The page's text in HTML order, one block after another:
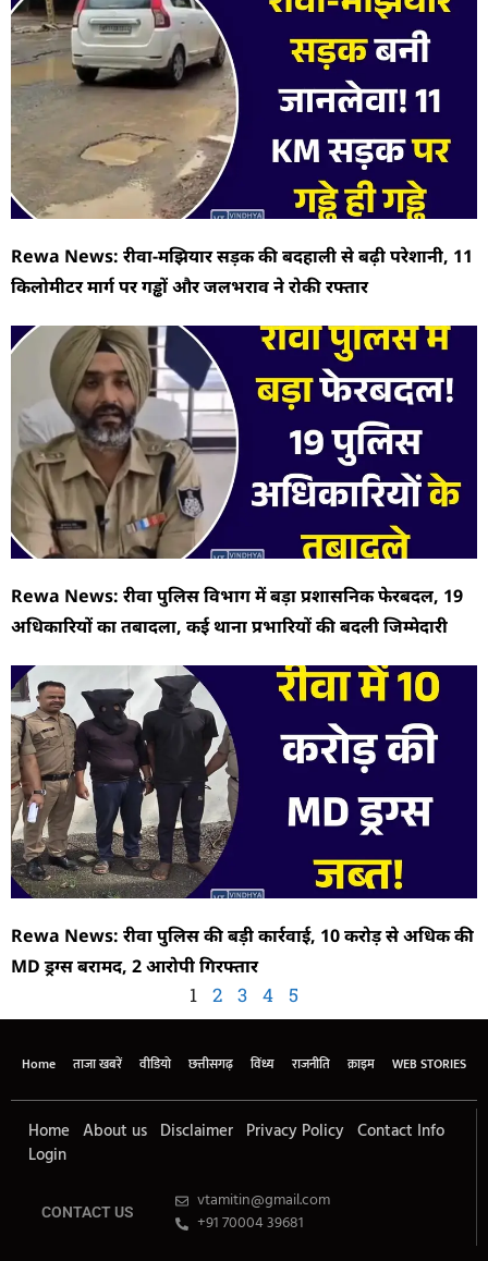
Rewa News: रीवा-मझियार सड़क की बदहाली से बढ़ी परेशानी, 11
किलोमीटर मार्ग पर गड्ढों और जलभराव ने रोकी रफ्तार
Rewa News: रीवा पुलिस विभाग में बड़ा प्रशासनिक फेरबदल, 19
अधिकारियों का तबादला, कई थाना प्रभारियों की बदली जिम्मेदारी
Rewa News: रीवा पुलिस की बड़ी कार्रवाई, 10 करोड़ से अधिक की
MD ड्रग्स बरामद, 2 आरोपी गिरफ्तार
1 2 3 4 5
Home ताजा खबरें वीडियो छत्तीसगढ़ विंध्य राजनीति क्राइम WEB STORIES
Home About us Disclaimer Privacy Policy Contact Info
Login
CONTACT US
vtamitin@gmail.com
+91 70004 39681